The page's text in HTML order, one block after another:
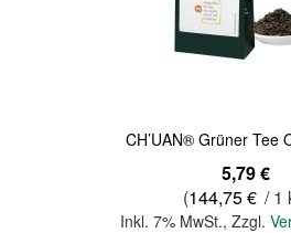
CH’UAN® Grüner Tee
5,79 €
(144,75 € / 1
Inkl. 7% MwSt., Zzgl.